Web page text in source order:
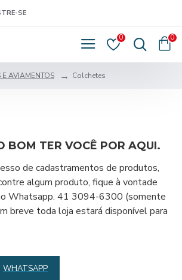
SE
0 0
AVIAMENTOS Colchetes
BOM TER VOCÊ POR AQUI.
de cadastramentos de produtos,
algum produto, fique à vontade
Whatsapp. 41 3094-6300 (somente
breve toda loja estará disponível para
WHATSAPP